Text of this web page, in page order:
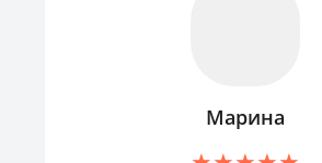
Марина